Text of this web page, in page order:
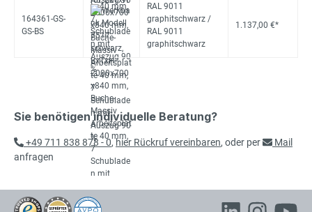
164361-GS-
GS-BS
RAL 9011
graphitschwarz /
RAL 9011
graphitschwarz
1.137,00 €*
Sie benötigen individuelle Beratung?
+49 711 838 878 - 0,hier Rückruf vereinbaren, oder per
Mail
anfragen